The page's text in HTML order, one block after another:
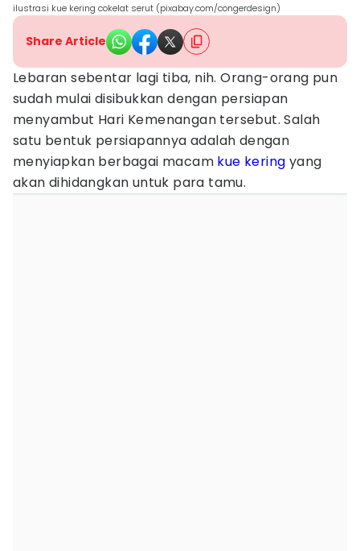
ilustrasi kue kering cokelat serut (pixabay.com/congerdesign)
Share Article
Lebaran sebentar lagi tiba, nih. Orang-orang pun
sudah mulai disibukkan dengan persiapan
menyambut Hari Kemenangan tersebut. Salah
satu bentuk persiapannya adalah dengan
menyiapkan berbagai macam kue kering yang
akan dihidangkan untuk para tamu.